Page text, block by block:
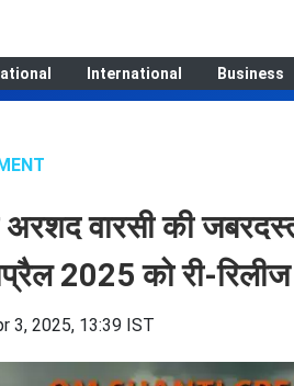
International Business
वारसी की
2025 को री-
3, 2025, 13:39 IST